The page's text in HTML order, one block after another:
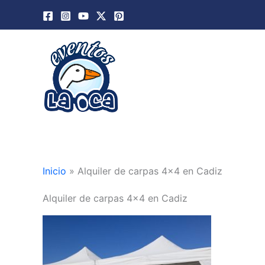
Inicio » Alquiler de carpas 4x4 en Cadiz
Alquiler de carpas 4x4 en Cadiz